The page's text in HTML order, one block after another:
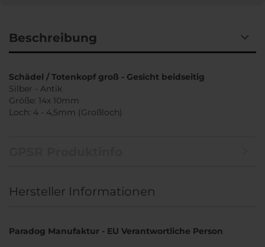
Beschreibung
Schädel / Totenkopf groß - Gesicht beidseitig
Silber - Antik
Größe: 14x 10mm
Loch: 4 - 4,5mm (Großloch)
Hersteller Informationen
Paradog Manufaktur - EU Verantwortliche Person